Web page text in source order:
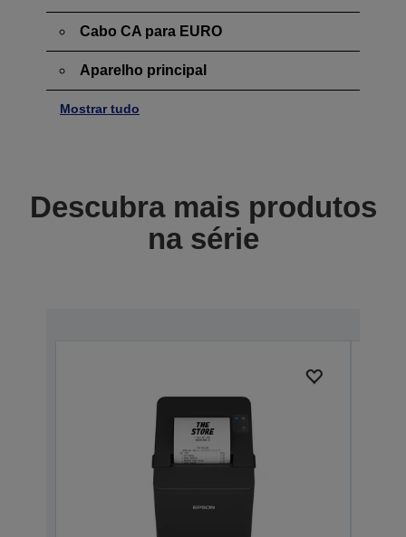
Cabo CA para EURO
Aparelho principal
Mostrar tudo
Descubra mais produtos
na série